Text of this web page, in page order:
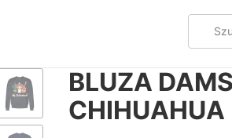
BLUZA
CHIHUAHUA